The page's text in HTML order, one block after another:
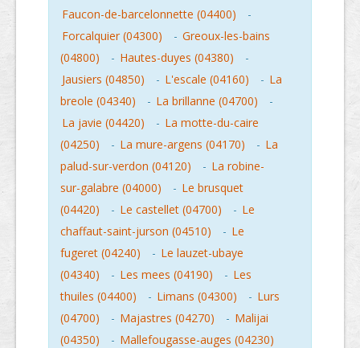
Faucon-de-barcelonnette (04400)
-
Forcalquier (04300)
- Greoux-les-bains
(04800)
- Hautes-duyes (04380)
-
Jausiers (04850)
- L'escale (04160) - La
breole (04340)
- La brillanne (04700)
-
La javie (04420)
- La motte-du-caire
(04250)
- La mure-argens (04170) - La
palud-sur-verdon (04120)
- La robine-
sur-galabre (04000)
- Le brusquet
(04420)
- Le castellet (04700) - Le
chaffaut-saint-jurson (04510)
- Le
fugeret (04240)
- Le lauzet-ubaye
(04340)
- Les mees (04190) - Les
thuiles (04400)
- Limans (04300) - Lurs
(04700)
- Majastres (04270) - Malijai
(04350)
- Mallefougasse-auges (04230)